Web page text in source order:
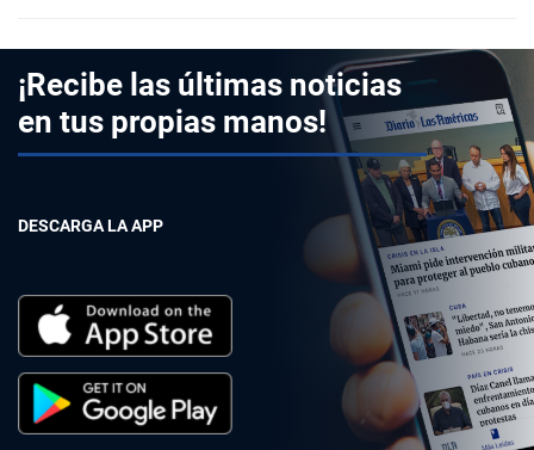
¡Recibe las últimas noticias
en tus propias manos!
DESCARGA LA APP